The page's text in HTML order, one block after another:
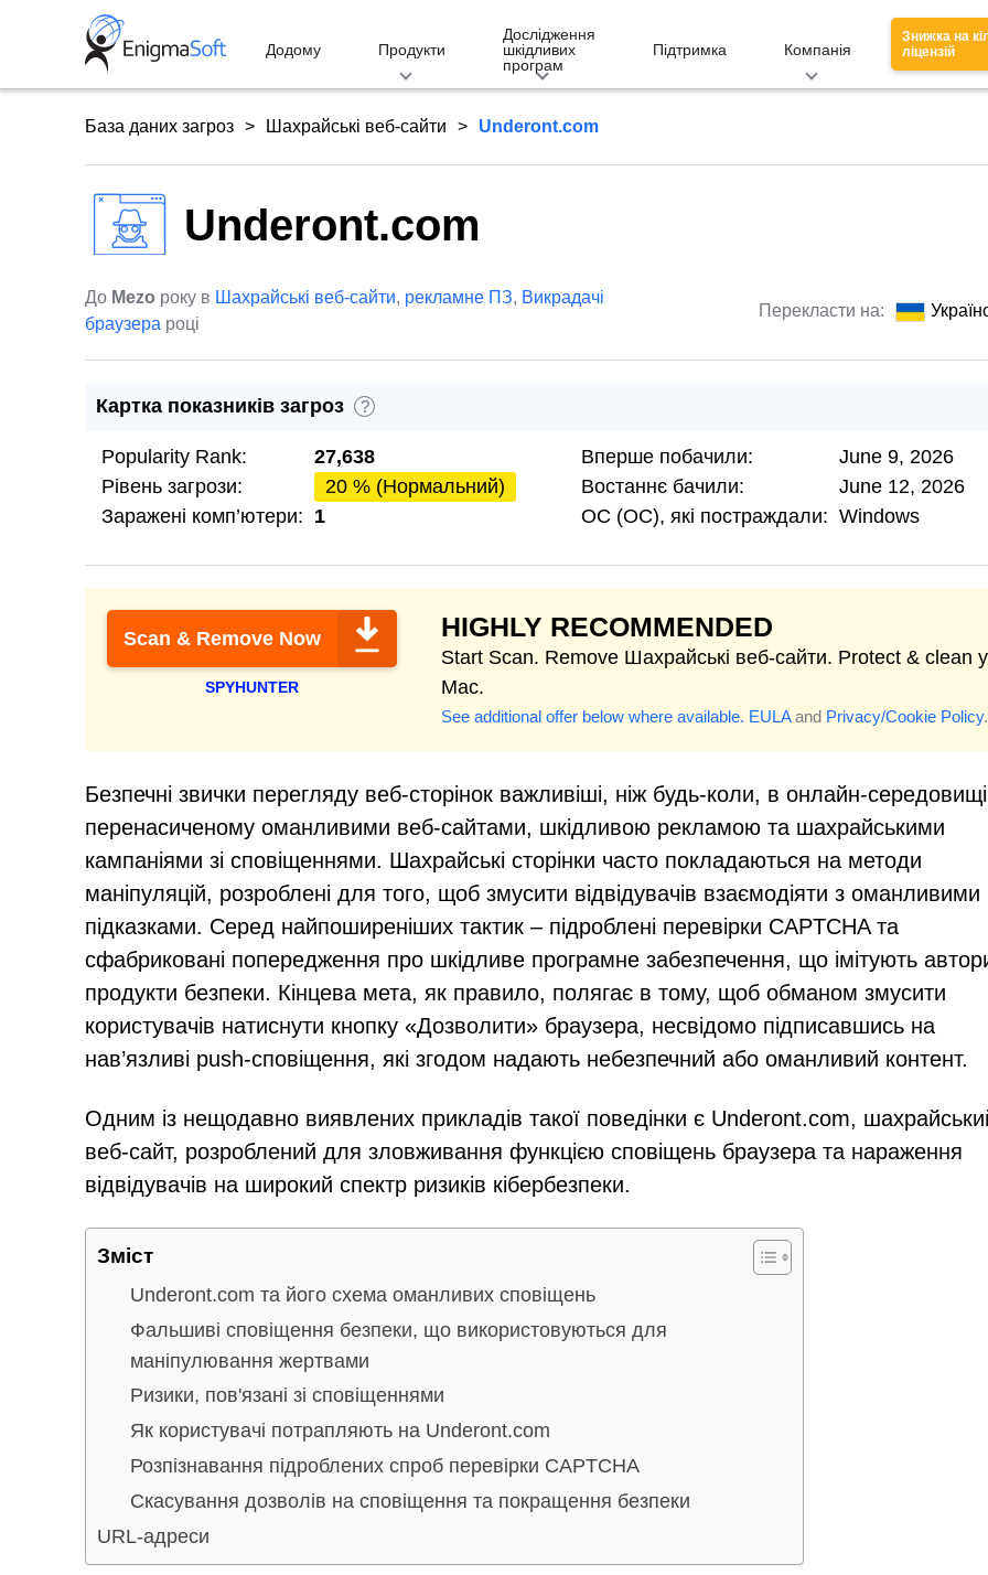
Додому Продукти
Дослідження
шкідливих
програм
Підтримка Компанія
Знижка на
ліцензій
База даних загроз Шахрайські веб-сайти Underont.com
Underont.com
До Mezo року в Шахрайські веб-сайти, рекламне ПЗ, Викрадачі
браузера році
Перекласти на:
Картка показників загроз ?
Popularity Rank:
27,638
Рівень загрози:
20 % (Нормальний)
Заражені комп’ютери: 1
Вперше побачили:
June 9, 2026
Востаннє бачили:
June 12, 2026
ОС (ОС), які постраждали: Windows
Scan & Remove Now
SPYHUNTER
HIGHLY RECOMMENDED
Start Scan. Remove Шахрайські веб-сайти. Protect & clean
Mac.
See additional offer below where available. EULAand Privacy/Cookie Policy.
Безпечні звички перегляду веб-сторінок важливіші, ніж будь-коли, в онлайн-
перенасиченому оманливими веб-сайтами, шкідливою рекламою та шахрайськими
кампаніями зі сповіщеннями. Шахрайські сторінки часто покладаються на методи
маніпуляцій, розроблені для того, щоб змусити відвідувачів взаємодіяти з оманливими
підказками. Серед найпоширеніших тактик – підроблені перевірки CAPTCHA та
сфабриковані попередження про шкідливе програмне забезпечення, що імітують
продукти безпеки. Кінцева мета, як правило, полягає в тому, щоб обманом змусити
користувачів натиснути кнопку «Дозволити» браузера, несвідомо підписавшись на
нав’язливі push-сповіщення, які згодом надають небезпечний або оманливий контент.
Одним із нещодавно виявлених прикладів такої поведінки є Underont.com,
веб-сайт, розроблений для зловживання функцією сповіщень браузера та нараження
відвідувачів на широкий спектр ризиків кібербезпеки.
Зміст
Underont.com та його схема оманливих сповіщень
Фальшиві сповіщення безпеки, що використовуються для
маніпулювання жертвами
Ризики, пов'язані зі сповіщеннями
Як користувачі потрапляють на Underont.com
Розпізнавання підроблених спроб перевірки CAPTCHA
Скасування дозволів на сповіщення та покращення безпеки
URL-адреси